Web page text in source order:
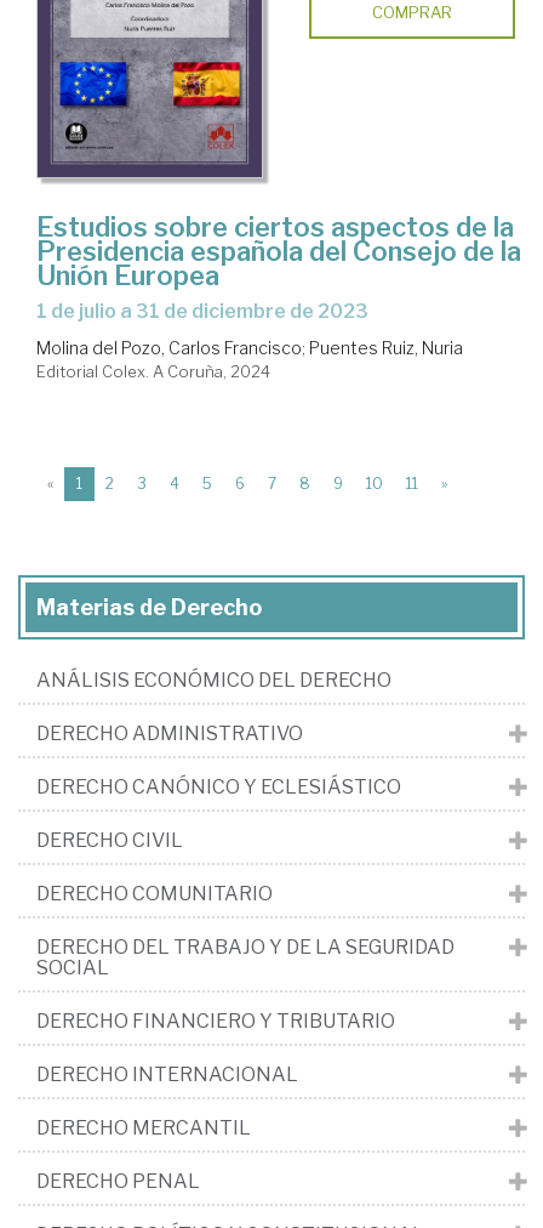
COMPRAR
Estudios sobre ciertos aspectos de la
Presidencia española del Consejo de la
Unión Europea
1 de julio a 31 de diciembre de 2023
Molina del Pozo, Carlos Francisco; Puentes Ruiz, Nuria
Editorial Colex. A Coruña, 2024
« 1 (current)
2 3 4 5 6 7 8 9 10 11 »
Materias de Derecho
ANÁLISIS ECONÓMICO DEL DERECHO
DERECHO ADMINISTRATIVO
DERECHO CANÓNICO Y ECLESIÁSTICO
DERECHO CIVIL
DERECHO COMUNITARIO
DERECHO DEL TRABAJO Y DE LA SEGURIDAD
SOCIAL
DERECHO FINANCIERO Y TRIBUTARIO
DERECHO INTERNACIONAL
DERECHO MERCANTIL
DERECHO PENAL